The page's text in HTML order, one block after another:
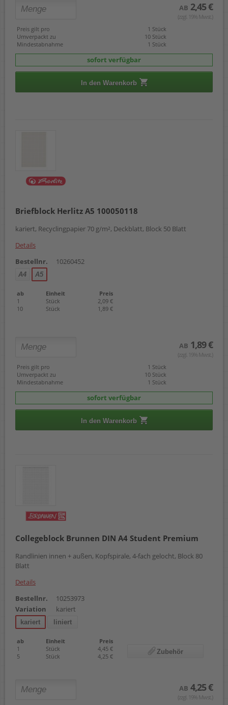
AB 2,45 €
(zzgl. 19% Mwst.)
Preis gilt pro
1 Stück
Umverpackt zu
10 Stück
Mindestabnahme
1 Stück
sofort verfügbar
In den Warenkorb
Briefblock Herlitz A5 100050118
kariert, Recyclingpapier 70 g/m², Deckblatt, Block 50 Blatt
Details
Bestellnr.
10260452
A4 A5
ab Einheit
Preis
1
Stück
2,09 €
10
Stück 1,89 €
AB 1,89 €
(zzgl. 19% Mwst.)
Preis gilt pro
1 Stück
Umverpackt zu
10 Stück
Mindestabnahme
1 Stück
sofort verfügbar
In den Warenkorb
Collegeblock Brunnen DIN A4 Student Premium
Randlinien innen + außen, Kopfspirale, 4-fach gelocht, Block 80
Blatt
Details
Bestellnr.
10253973
Variation
kariert
kariert liniert
ab Einheit
Preis
1
Stück
4,45 €
5
Stück 4,25 €
Zubehör
AB 4,25 €
(zzgl. 19% Mwst.)